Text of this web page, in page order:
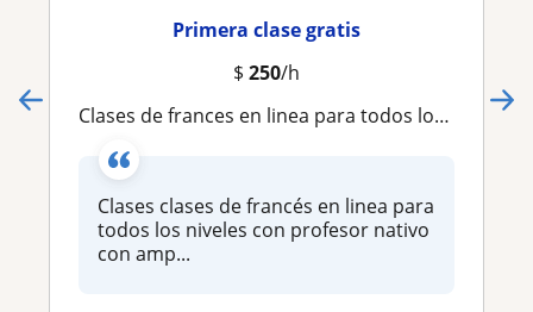
Primera clase gratis
$ 250/h
Clases de frances en linea para todos los niveles
Clases clases de francés en linea para
todos los niveles con profesor nativo
con amp...